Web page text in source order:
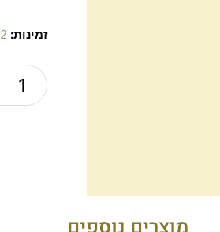
זמינות: 2 במלאי
כמות
סכין
שפיפון,
מהדורה